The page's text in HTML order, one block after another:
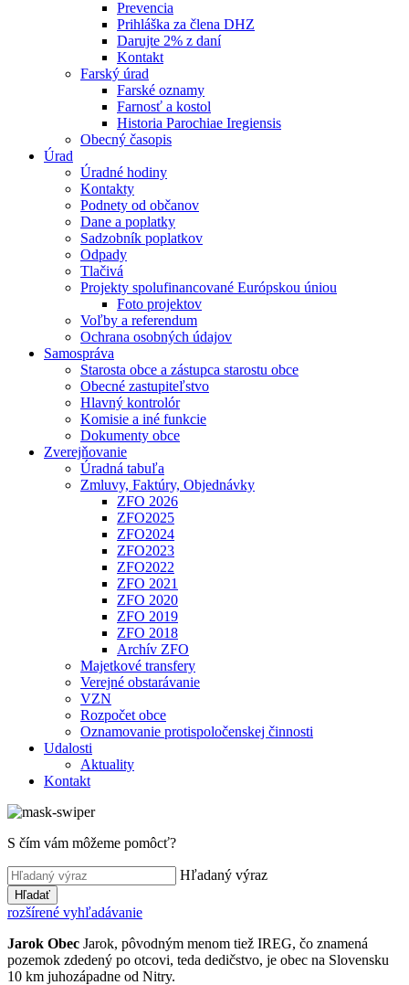
Prevencia
Prihláška za člena DHZ
Darujte 2% z daní
Kontakt
Farský úrad
Farské oznamy
Farnosť a kostol
Historia Parochiae Iregiensis
Obecný časopis
Úrad
Úradné hodiny
Kontakty
Podnety od občanov
Dane a poplatky
Sadzobník poplatkov
Odpady
Tlačivá
Projekty spolufinancované Európskou úniou
Foto projektov
Voľby a referendum
Ochrana osobných údajov
Samospráva
Starosta obce a zástupca starostu obce
Obecné zastupiteľstvo
Hlavný kontrolór
Komisie a iné funkcie
Dokumenty obce
Zverejňovanie
Úradná tabuľa
Zmluvy, Faktúry, Objednávky
ZFO 2026
ZFO2025
ZFO2024
ZFO2023
ZFO2022
ZFO 2021
ZFO 2020
ZFO 2019
ZFO 2018
Archív ZFO
Majetkové transfery
Verejné obstarávanie
VZN
Rozpočet obce
Oznamovanie protispoločenskej činnosti
Udalosti
Aktuality
Kontakt
S čím vám môžeme pomôcť?
Hľadaný výraz
Hľadať
rozšírené vyhľadávanie
Jarok Obec Jarok, pôvodným menom tiež IREG, čo znamená
pozemok zdedený po otcovi, teda dedičstvo, je obec na Slovensku
10 km juhozápadne od Nitry.